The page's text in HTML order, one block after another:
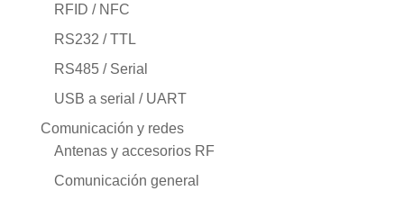
RFID / NFC
RS232 / TTL
RS485 / Serial
USB a serial / UART
Comunicación y redes
Antenas y accesorios RF
Comunicación general